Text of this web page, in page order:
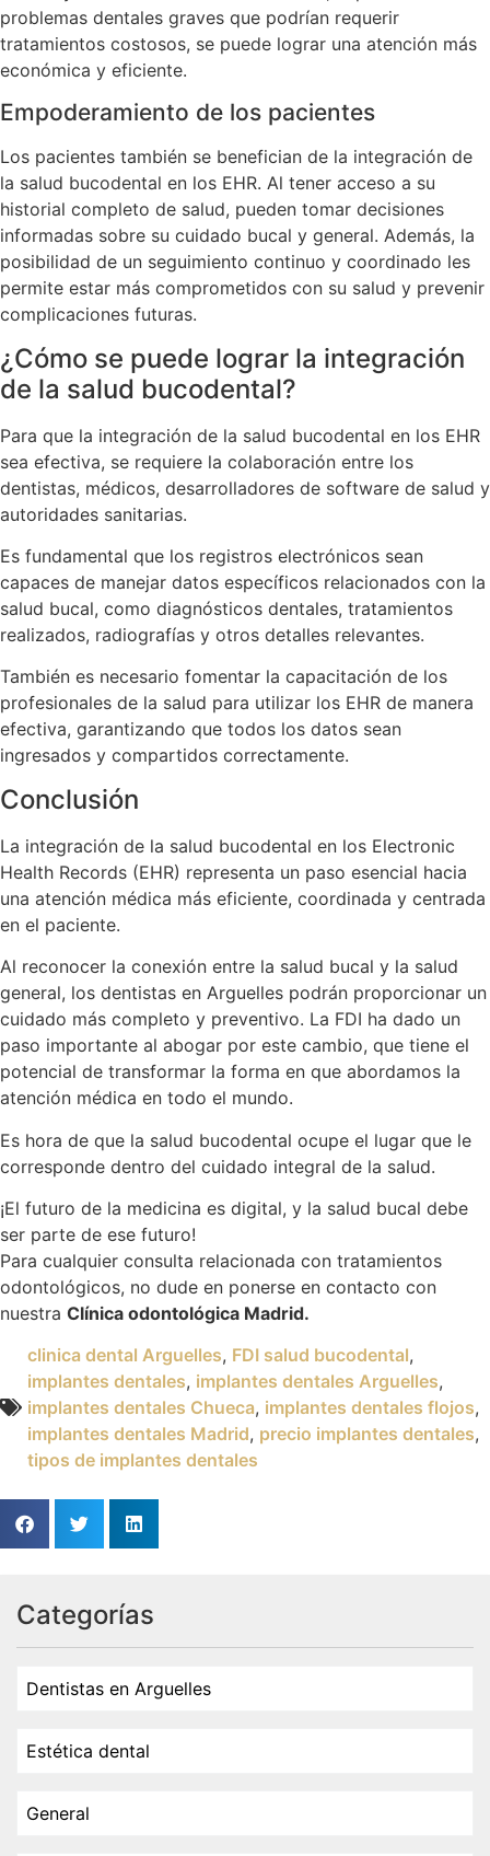
problemas dentales graves que podrían requerir
tratamientos costosos, se puede lograr una atención más
económica y eficiente.
Empoderamiento de los pacientes
Los pacientes también se benefician de la integración de
la salud bucodental en los EHR. Al tener acceso a su
historial completo de salud, pueden tomar decisiones
informadas sobre su cuidado bucal y general. Además, la
posibilidad de un seguimiento continuo y coordinado les
permite estar más comprometidos con su salud y prevenir
complicaciones futuras.
¿Cómo se puede lograr la integración
de la salud bucodental?
Para que la integración de la salud bucodental en los EHR
sea efectiva, se requiere la colaboración entre los
dentistas, médicos, desarrolladores de software de salud y
autoridades sanitarias.
Es fundamental que los registros electrónicos sean
capaces de manejar datos específicos relacionados con la
salud bucal, como diagnósticos dentales, tratamientos
realizados, radiografías y otros detalles relevantes.
También es necesario fomentar la capacitación de los
profesionales de la salud para utilizar los EHR de manera
efectiva, garantizando que todos los datos sean
ingresados y compartidos correctamente.
Conclusión
La integración de la salud bucodental en los Electronic
Health Records (EHR) representa un paso esencial hacia
una atención médica más eficiente, coordinada y centrada
en el paciente.
Al reconocer la conexión entre la salud bucal y la salud
general, los dentistas en Arguelles podrán proporcionar un
cuidado más completo y preventivo. La FDI ha dado un
paso importante al abogar por este cambio, que tiene el
potencial de transformar la forma en que abordamos la
atención médica en todo el mundo.
Es hora de que la salud bucodental ocupe el lugar que le
corresponde dentro del cuidado integral de la salud.
¡El futuro de la medicina es digital, y la salud bucal debe
ser parte de ese futuro!
Para cualquier consulta relacionada con tratamientos
odontológicos, no dude en ponerse en contacto con
nuestra Clínica odontológica Madrid.
clinica dental Arguelles, FDI salud bucodental,
implantes dentales, implantes dentales Arguelles,
implantes dentales Chueca, implantes dentales flojos,
implantes dentales Madrid, precio implantes dentales,
tipos de implantes dentales
Categorías
Dentistas en Arguelles
Estética dental
General